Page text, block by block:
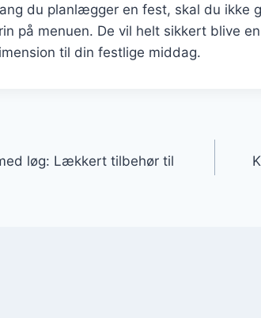
du planlægger en fest, skal du ikke
på menuen. De vil helt sikkert blive
til din festlige middag.
løg: Lækkert tilbehør til